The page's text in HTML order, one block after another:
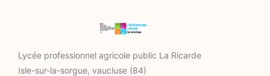
Lycée professionnel agricole public La Ricarde
Isle-sur-la-sorgue, vaucluse (84)